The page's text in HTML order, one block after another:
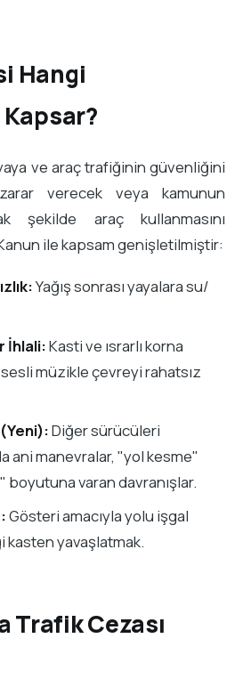
Hangi
Kapsar?
ve araç trafiğinin güvenliğini
verecek veya kamunun
şekilde araç kullanmasını
Kanun ile kapsam genişletilmiştir:
Yağış sonrası yayalara su/
İhlali:Kasti ve ısrarlı korna
sesli müzikle çevreyi rahatsız
Diğer sürücüleri
ani manevralar, "yol kesme"
boyutuna varan davranışlar.
Gösteri amacıyla yolu işgal
kasten yavaşlatmak.
Trafik Cezası